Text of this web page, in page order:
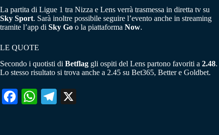
La partita di Ligue 1 tra Nizza e Lens verrà trasmessa in diretta tv su
Sky Sport. Sarà inoltre possibile seguire l’evento anche in streaming
tramite l’app di Sky Go o la piattaforma Now.
LE QUOTE
Secondo i quotisti di Betflag gli ospiti del Lens partono favoriti a 2.48.
Lo stesso risultato si trova anche a 2.45 su Bet365, Better e Goldbet.
Fa W
Te